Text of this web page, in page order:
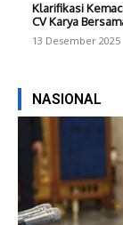
Klarifikasi
CV Karya
13 Desember 2025
NASIONAL